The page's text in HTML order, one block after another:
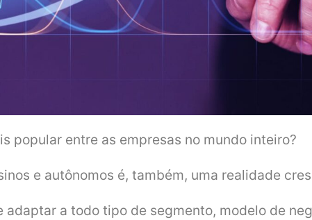
popular entre as empresas no mundo inteiro?
e autônomos é, também, uma realidade
a todo tipo de segmento, modelo de